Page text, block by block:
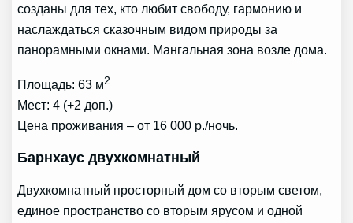
созданы для тех, кто любит свободу, гармонию и
наслаждаться сказочным видом природы за
панорамными окнами. Мангальная зона возле дома.
Площадь: 63 м2
Мест: 4 (+2 доп.)
Цена проживания – от 16 000 р./ночь.
Барнхаус двухкомнатный
Двухкомнатный просторный дом со вторым светом,
единое пространство со вторым ярусом и одной